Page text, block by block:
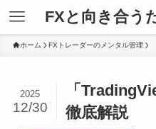
FXと向き合う
ホーム FXトレーダーのメンタル管理
「
徹底解説
2025
12/30